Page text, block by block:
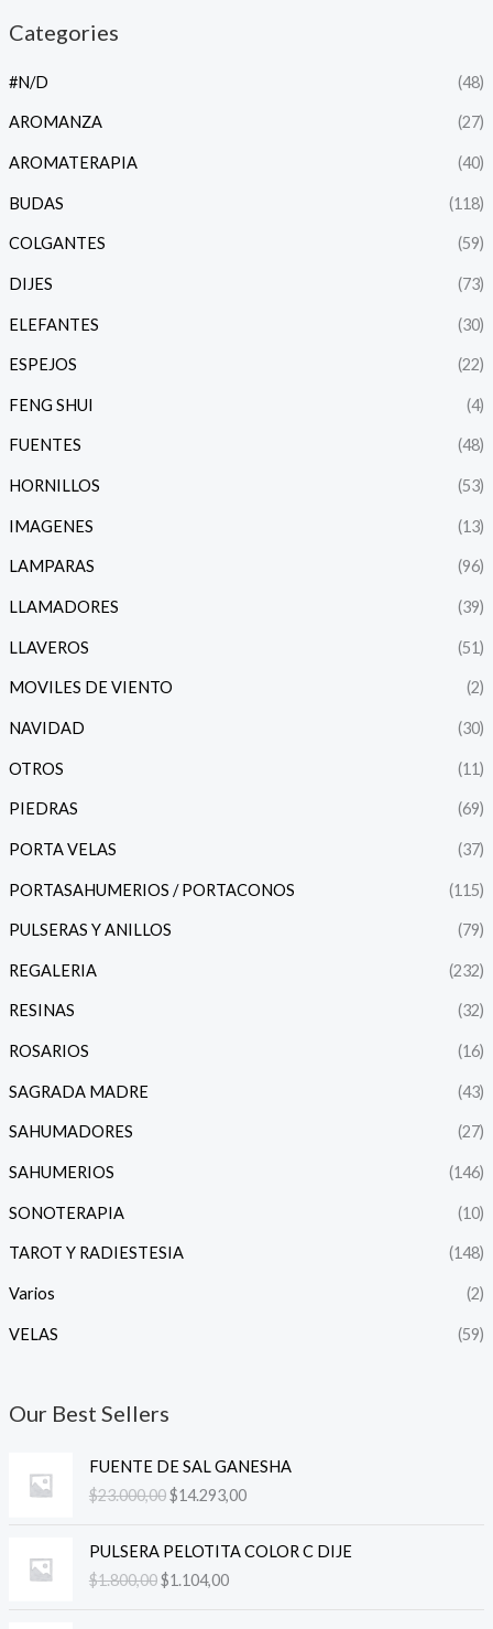
Categories
#N/D (48)
AROMANZA (27)
AROMATERAPIA (40)
BUDAS (118)
COLGANTES (59)
DIJES (73)
ELEFANTES (30)
ESPEJOS (22)
FENG SHUI (4)
FUENTES (48)
HORNILLOS (53)
IMAGENES (13)
LAMPARAS (96)
LLAMADORES (39)
LLAVEROS (51)
MOVILES DE VIENTO (2)
NAVIDAD (30)
OTROS (11)
PIEDRAS (69)
PORTA VELAS (37)
PORTASAHUMERIOS / PORTACONOS (115)
PULSERAS Y ANILLOS (79)
REGALERIA (232)
RESINAS (32)
ROSARIOS (16)
SAGRADA MADRE (43)
SAHUMADORES (27)
SAHUMERIOS (146)
SONOTERAPIA (10)
TAROT Y RADIESTESIA (148)
Varios (2)
VELAS (59)
Our Best Sellers
FUENTE DE SAL GANESHA
$23.000,00
E
p
e
c
$14.293,00
E
p
e
PULSERA PELOTITA COLOR C DIJE
$1.800,00
l
p
$1.104,00
l
p